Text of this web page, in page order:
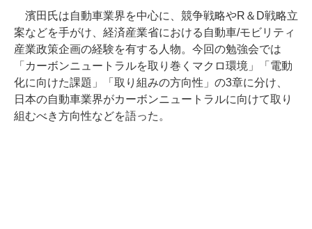
濱田氏は自動車業界を中心に、競争戦略やR＆D戦略立
案などを手がけ、経済産業省における自動車/モビリティ
産業政策企画の経験を有する人物。今回の勉強会では
「カーボンニュートラルを取り巻くマクロ環境」「電動
化に向けた課題」「取り組みの方向性」の3章に分け、
日本の自動車業界がカーボンニュートラルに向けて取り
組むべき方向性などを語った。